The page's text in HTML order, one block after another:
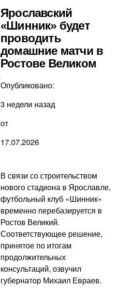
Ярославский
«Шинник» будет
проводить
домашние матчи в
Ростове Великом
Опубликовано:
3 недели назад
от
17.07.2026
В связи со строительством
нового стадиона в Ярославле,
футбольный клуб «Шинник»
временно перебазируется в
Ростов Великий.
Соответствующее решение,
принятое по итогам
продолжительных
консультаций, озвучил
губернатор Михаил Евраев.